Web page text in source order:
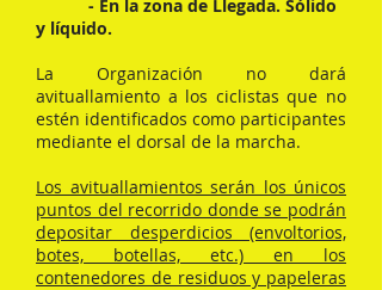
- En la zona de Llegada. Sólido
y líquido.
La Organización no dará
avituallamiento a los ciclistas que no
estén identificados como participantes
mediante el dorsal de la marcha.
Los avituallamientos serán los únicos
puntos del recorrido donde se podrán
depositar desperdicios (envoltorios,
botes, botellas, etc.) en los
contenedores de residuos y papeleras